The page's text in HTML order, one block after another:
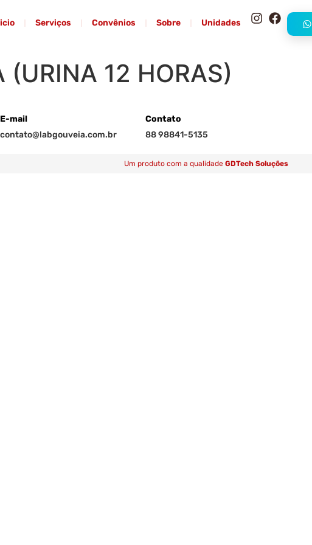
Serviços Convênios Sobre Unidades
(URINA 12 HORAS)
E-mail
contato@labgouveia.com.br
Contato
88 98841-5135
Um produto com a qualidade GDTech Soluções